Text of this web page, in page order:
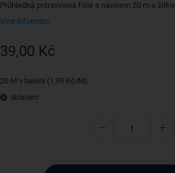
Průhledná potravinová fólie s návinem 20 m a
Více informací
39,00 Kč
20 M v balení (1,95 Kč/M)
skladem